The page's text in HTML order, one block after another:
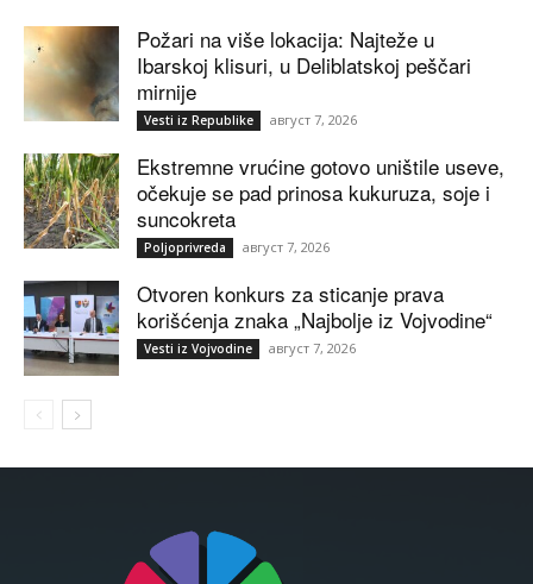
Požari na više lokacija: Najteže u
Ibarskoj klisuri, u Deliblatskoj peščari
mirnije
Vesti iz Republike август 7, 2026
Ekstremne vrućine gotovo uništile useve,
očekuje se pad prinosa kukuruza, soje i
suncokreta
Poljoprivreda август 7, 2026
Otvoren konkurs za sticanje prava
korišćenja znaka „Najbolje iz Vojvodine“
Vesti iz Vojvodine август 7, 2026